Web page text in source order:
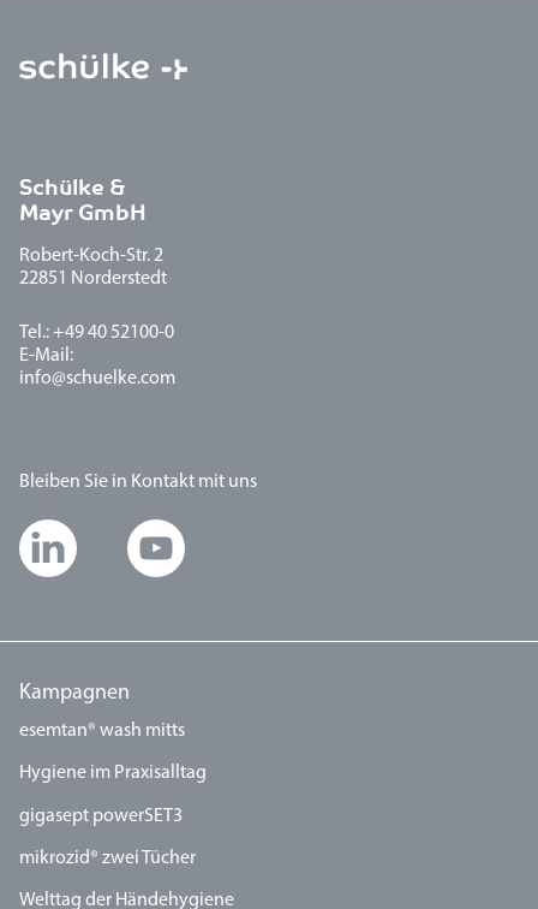
Schülke &
Mayr GmbH
Robert-Koch-Str. 2
22851 Norderstedt
Tel.: +49 40 52100-0
E-Mail:
info@schuelke.com
Bleiben Sie in Kontakt mit uns
Kampagnen
esemtan® wash mitts
Hygiene im Praxisalltag
gigasept powerSET3
mikrozid® zwei Tücher
Welttag der Händehygiene